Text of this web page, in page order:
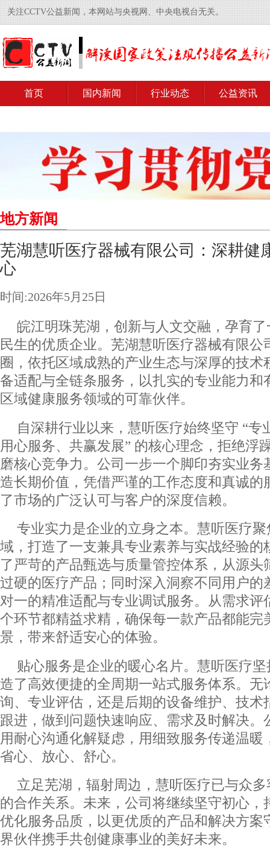
关注CCTV公益新闻，本网站与央视网、中央电视台无关。
首页 国内新闻 行业动态 公益资讯
地方新闻
芜湖慧听医疗器械有限公司：深耕健
心
时间:2026年5月25日
皖江明珠芜湖，创新与人文交融，孕育
民生的优质企业。芜湖慧听医疗器械有限公
圈，依托区域成熟的产业生态与深厚的技术
备适配与全链条服务，以扎实的专业能力和
区域健康服务领域的可靠伙伴。
自深耕行业以来，慧听医疗始终坚守 “专
用心服务、共赢发展” 的核心理念，拒绝浮
磨核心竞争力。公司一步一个脚印夯实业务
造长期价值，凭借严谨的工作态度和真诚的
了市场的广泛认可与客户的深度信赖。
专业实力是企业的立身之本。慧听医疗
域，打造了一支兼具专业素养与实战经验的
了严苛的产品甄选与质量管控体系，从源头
过硬的医疗产品；同时深入洞察不同用户的
对一的精准适配与专业调试服务。从需求评
个环节都精益求精，确保每一款产品都能完
景，带来舒适安心的体验。
贴心服务是企业的暖心名片。慧听医疗
造了高效便捷的全周期一站式服务体系。无
询、专业评估，还是后期的设备维护、技术
跟进，做到问题快速响应、需求及时解决。
用耐心沟通化解疑虑，用细致服务传递温暖
省心、放心、舒心。
立足芜湖，辐射周边，慧听医疗已与众
的合作关系。未来，公司将继续坚守初心，
优化服务品质，以更优质的产品和解决方案
界伙伴携手共创健康事业的美好未来。